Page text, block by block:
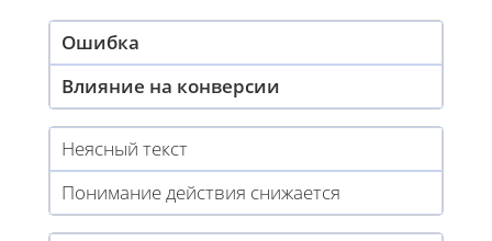
Ошибка
Влияние на конверсии
Неясный текст
Понимание действия снижается